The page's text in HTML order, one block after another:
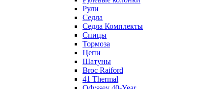
Рули
Седла
Седла Комплекты
Спицы
Тормоза
Цепи
Шатуны
Broc Raiford
41 Thermal